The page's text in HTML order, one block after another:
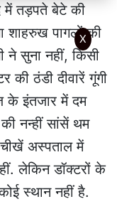
में तड़पते बेटे की
शाहरुख पागलों की
ने सुना नहीं, किसी
की ठंडी दीवारें गूंगी
के इंतजार में दम
नन्हीं सांसें थम
अस्पताल में
लेकिन डॉक्टरों के
स्थान नहीं है.
X